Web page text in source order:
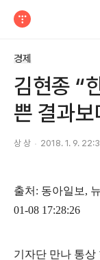
경제
김현종 “
쁜 결과
상 상 2018. 1. 9.
출처 : 동아일보 ,
01-08 17:28:26
기자단 만나 통상